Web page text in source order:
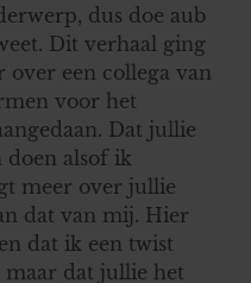
dus doe aub
Dit verhaal ging
een collega van
voor het
Dat jullie
doen alsof ik
meer over jullie
dat van mij. Hier
dat ik een twist
maar dat jullie het